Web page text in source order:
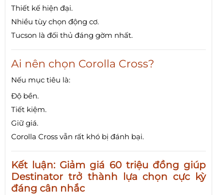
Thiết kế hiện đại.
Nhiều tùy chọn động cơ.
Tucson là đối thủ đáng gờm nhất.
Ai nên chọn Corolla Cross?
Nếu mục tiêu là:
Độ bền.
Tiết kiệm.
Giữ giá.
Corolla Cross vẫn rất khó bị đánh bại.
Kết luận: Giảm giá 60 triệu đồng giúp
Destinator trở thành lựa chọn cực kỳ
đáng cân nhắc